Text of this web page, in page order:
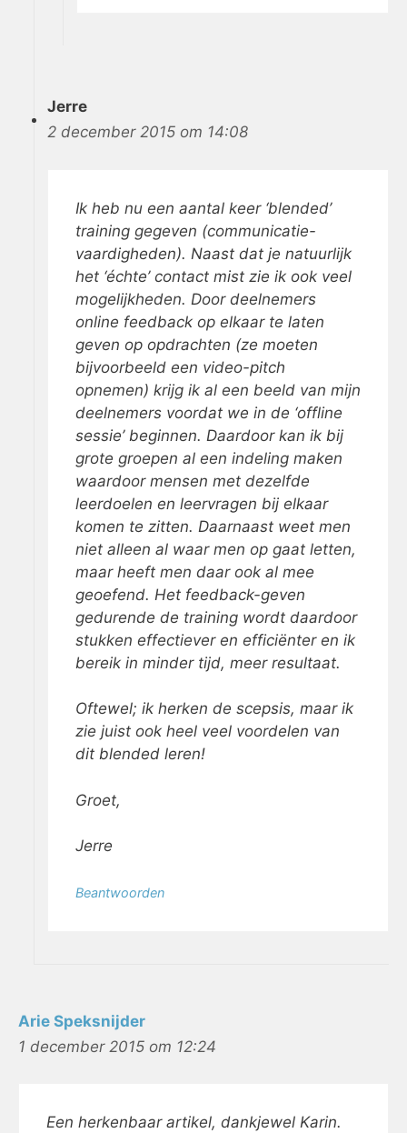
Jerre
2 december 2015 om 14:08
Ik heb nu een aantal keer ‘blended’
training gegeven (communicatie-
vaardigheden). Naast dat je natuurlijk
het ‘échte’ contact mist zie ik ook veel
mogelijkheden. Door deelnemers
online feedback op elkaar te laten
geven op opdrachten (ze moeten
bijvoorbeeld een video-pitch
opnemen) krijg ik al een beeld van mijn
deelnemers voordat we in de ‘offline
sessie’ beginnen. Daardoor kan ik bij
grote groepen al een indeling maken
waardoor mensen met dezelfde
leerdoelen en leervragen bij elkaar
komen te zitten. Daarnaast weet men
niet alleen al waar men op gaat letten,
maar heeft men daar ook al mee
geoefend. Het feedback-geven
gedurende de training wordt daardoor
stukken effectiever en efficiënter en ik
bereik in minder tijd, meer resultaat.
Oftewel; ik herken de scepsis, maar ik
zie juist ook heel veel voordelen van
dit blended leren!
Groet,
Jerre
Beantwoorden
Arie Speksnijder
1 december 2015 om 12:24
Een herkenbaar artikel, dankjewel Karin.